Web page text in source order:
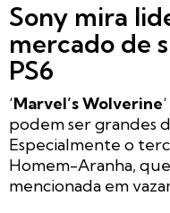
Sony mira
mercado de
PS6
‘Marvel’s Wolverine
podem ser grandes
Especialmente o
Homem-Aranha,
mencionada em